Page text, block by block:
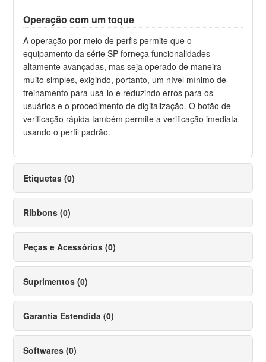
Operação com um toque
A operação por meio de perfis permite que o
equipamento da série SP forneça funcionalidades
altamente avançadas, mas seja operado de maneira
muito simples, exigindo, portanto, um nível mínimo de
treinamento para usá-lo e reduzindo erros para os
usuários e o procedimento de digitalização. O botão de
verificação rápida também permite a verificação imediata
usando o perfil padrão.
Etiquetas (0)
Ribbons (0)
Peças e Acessórios (0)
Suprimentos (0)
Garantia Estendida (0)
Softwares (0)